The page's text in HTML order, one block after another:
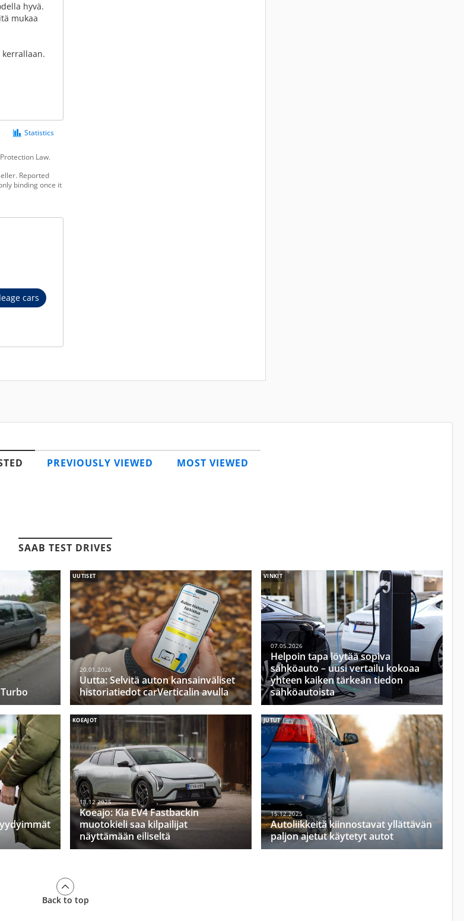
hyvä.
mukaa
Statistics
Law.
Reported
binding once it
cars
PREVIOUSLY VIEWED MOST VIEWED
SAAB TEST DRIVES
UUTISET
20.01.2026
Uutta: Selvitä auton kansainväliset
historiatiedot carVerticalin avulla
VINKIT
07.05.2026
Helpoin tapa löytää sopiva
sähköauto – uusi vertailu kokoaa
yhteen kaiken tärkeän tiedon
sähköautoista
KOEAJOT
18.12.2025
Koeajo: Kia EV4 Fastbackin
muotokieli saa kilpailijat
näyttämään eiliseltä
JUTUT
15.12.2025
Autoliikkeitä kiinnostavat yllättävän
paljon ajetut käytetyt autot
Back to top